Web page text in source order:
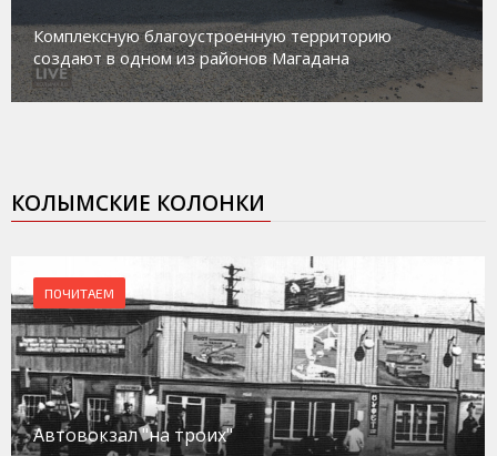
Магадан присоединился к пилотному проекту по
работе с несовершеннолетними из групп
социального риска «Переправа»
КОЛЫМСКИЕ КОЛОНКИ
ПОЧИТАЕМ
Автовокзал "на троих"